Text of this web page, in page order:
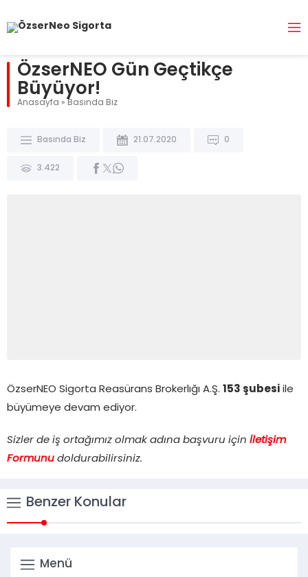
ÖzserNEO Gün Geçtikçe
Büyüyor!
Anasayfa » Basında Biz
Basında Biz 21.07.2020 0
3.422
ÖzserNEO Sigorta Reasürans Brokerlığı A.Ş. 153 şubesi ile
büyümeye devam ediyor.
Sizler de iş ortağımız olmak adına başvuru için İletişim
Formunu doldurabilirsiniz.
Benzer Konular
Menü